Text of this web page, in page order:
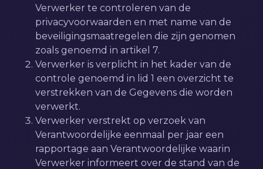
Verwerker te controleren van de
privacyvoorwaarden en met name van de
beveiligingsmaatregelen die zijn genomen
zoals genoemd in artikel 7.
Verwerker is verplicht in het kader van de
controle genoemd in lid 1 een overzicht te
verstrekken van de Gegevens die worden
verwerkt.
Verwerker verstrekt op verzoek van
Verantwoordelijke eenmaal per jaar een
rapportage aan Verantwoordelijke waarin
Verwerker informeert over de stand van de